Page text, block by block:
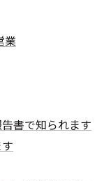
業
書で知られます